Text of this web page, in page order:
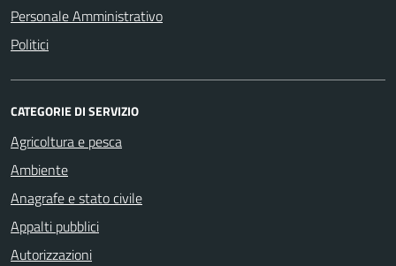
Personale Amministrativo
Politici
CATEGORIE DI SERVIZIO
Agricoltura e pesca
Ambiente
Anagrafe e stato civile
Appalti pubblici
Autorizzazioni